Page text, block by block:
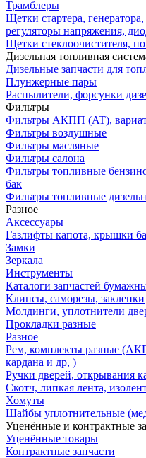
Трамблеры
Щетки стартера,
регуляторы напряжения,
Щетки стеклоочистителя,
Дизельная топливная
Дизельные запчасти для
Плунжерные пары
Распылители, форсунки
Фильтры
Фильтры АКПП (AT),
Фильтры воздушные
Фильтры масляные
Фильтры салона
Фильтры топливные
бак
Фильтры топливные
Разное
Аксесcуары
Газлифты капота, крышки
Замки
Зеркала
Инструменты
Каталоги запчастей
Клипсы, саморезы, заклепки
Молдинги, уплотнители
Прокладки разные
Разное
Рем, комплекты разные
кардана и др, )
Ручки дверей, открывания
Скотч, липкая лента,
Хомуты
Шайбы уплотнительные
Уценённые и контрактные
Уценённые товары
Контрактные запчасти